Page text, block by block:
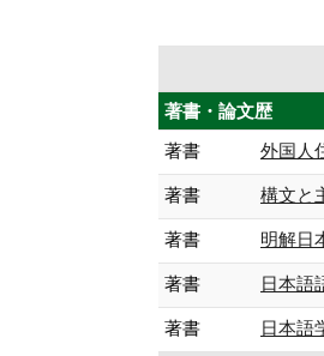
著書・論文歴
著書
外国人
著書
構文と
著書
明解日
著書
日本語
著書
日本語